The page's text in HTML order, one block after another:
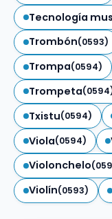
Tecnología
Trombón(0593)
Trompa(0594)
Trompeta
Txistu(0594)
Viola(0594)
Violonchelo
Violín(0593)